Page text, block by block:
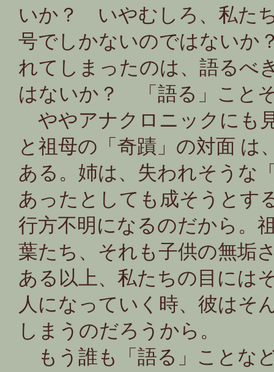
いか？ いやむしろ、私た
号でしかないのではない
れてしまったのは、語るべ
はないか？ 「語る」こと
ややアナクロニックにも
と祖母の「奇蹟」の対面 は
ある。姉は、失われそうな
あったとしても成そうとす
行方不明になるのだから。
葉たち、それも子供の無垢
ある以上、私たちの目には
人になっていく時、彼はそ
しまうのだろうから。
もう誰も「語る」ことな